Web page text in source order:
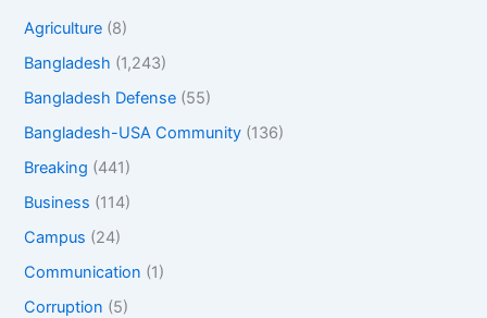
Agriculture (8)
Bangladesh (1,243)
Bangladesh Defense (55)
Bangladesh-USA Community (136)
Breaking (441)
Business (114)
Campus (24)
Communication (1)
Corruption (5)